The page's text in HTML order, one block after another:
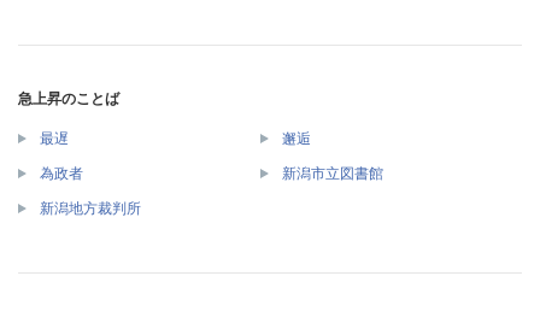
急上昇のことば
最遅 邂逅
為政者 新潟市立図書館
新潟地方裁判所